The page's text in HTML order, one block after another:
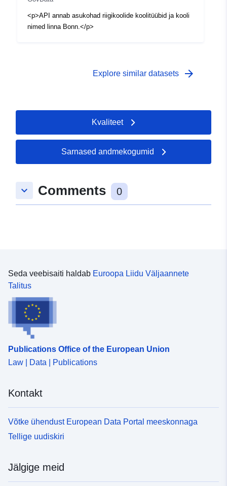
<p>API annab asukohad riigikoolide koolitüübid ja kooli
nimed linna Bonn.</p>
Explore similar datasets arrow_forward
Kvaliteet
Sarnased andmekogumid
keyboard_arrow_down Comments 0
Seda veebisaiti haldab Euroopa Liidu Väljaannete
Talitus
Publications Office of the European Union
Law | Data | Publications
Kontakt
Võtke ühendust European Data Portal meeskonnaga
Tellige uudiskiri
Jälgige meid